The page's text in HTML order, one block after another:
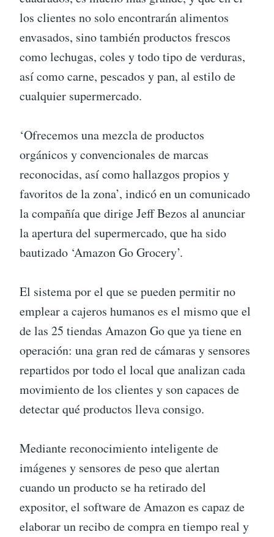
los clientes no solo encontrarán alimentos
envasados, sino también productos frescos
como lechugas, coles y todo tipo de verduras,
así como carne, pescados y pan, al estilo de
cualquier supermercado.
‘Ofrecemos una mezcla de productos
orgánicos y convencionales de marcas
reconocidas, así como hallazgos propios y
favoritos de la zona’, indicó en un comunicado
la compañía que dirige Jeff Bezos al anunciar
la apertura del supermercado, que ha sido
bautizado ‘Amazon Go Grocery’.
El sistema por el que se pueden permitir no
emplear a cajeros humanos es el mismo que el
de las 25 tiendas Amazon Go que ya tiene en
operación: una gran red de cámaras y sensores
repartidos por todo el local que analizan cada
movimiento de los clientes y son capaces de
detectar qué productos lleva consigo.
Mediante reconocimiento inteligente de
imágenes y sensores de peso que alertan
cuando un producto se ha retirado del
expositor, el software de Amazon es capaz de
elaborar un recibo de compra en tiempo real y